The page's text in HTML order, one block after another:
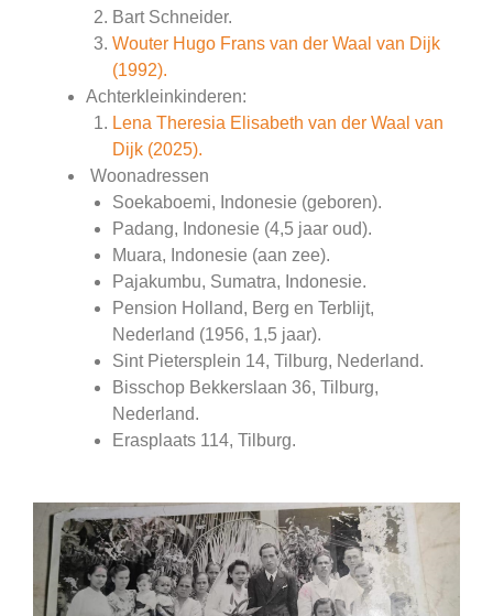
Bart Schneider.
Wouter Hugo Frans van der Waal van Dijk
(1992).
Achterkleinkinderen:
Lena Theresia Elisabeth van der Waal van
Dijk (2025).
Woonadressen
Soekaboemi, Indonesie (geboren).
Padang, Indonesie (4,5 jaar oud).
Muara, Indonesie (aan zee).
Pajakumbu, Sumatra, Indonesie.
Pension Holland, Berg en Terblijt,
Nederland (1956, 1,5 jaar).
Sint Pietersplein 14, Tilburg, Nederland.
Bisschop Bekkerslaan 36, Tilburg,
Nederland.
Erasplaats 114, Tilburg.